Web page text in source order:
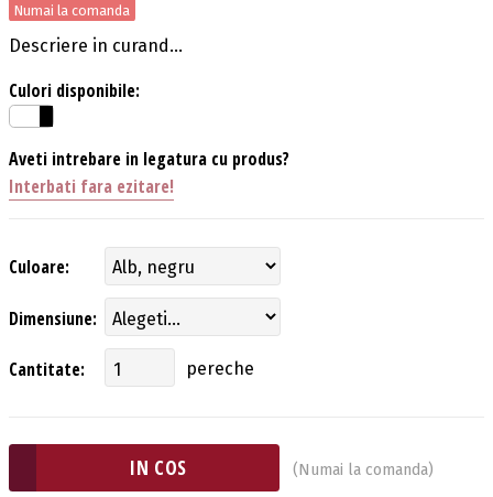
Numai la comanda
Descriere in curand...
Culori disponibile:
Aveti intrebare in legatura cu produs?
Interbati fara ezitare!
Culoare:
Dimensiune:
Cantitate: pereche
(Numai la comanda)